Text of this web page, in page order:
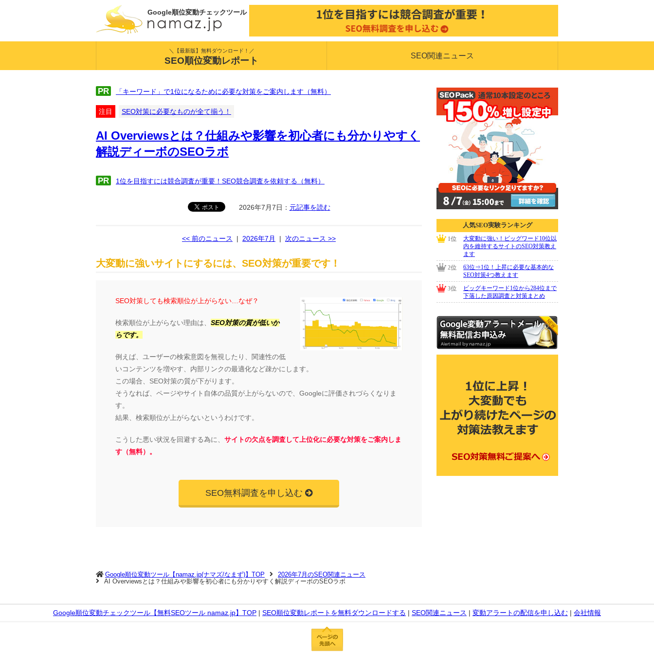
Google順位変動チェックツール
＼【最新版】無料ダウンロード！／
SEO順位変動レポート SEO関連ニュース
PR 「キーワード」で1位になるために必要な対策をご案内します（無料）
注目 SEO対策に必要なものが全て揃う！
AI Overviewsとは？仕組みや影響を初心者にも分かりやすく
解説ディーボのSEOラボ
PR 1位を目指すには競合調査が重要！SEO競合調査を依頼する（無料）
2026年7月7日： 元記事を読む
<< 前のニュース | 2026年7月 | 次のニュース >>
大変動に強いサイトにするには、SEO対策が重要です！
SEO対策しても検索順位が上がらない…なぜ？
検索順位が上がらない理由は、 SEO対策の質が低いか
らです。
例えば、ユーザーの検索意図を無視したり、関連性の低
いコンテンツを増やす、内部リンクの最適化など疎かにします。
この場合、SEO対策の質が下がります。
そうなれば、ページやサイト自体の品質が上がらないので、Googleに評価されづらくなりま
す。
結果、検索順位が上がらないというわけです。
こうした悪い状況を回避する為に、 サイトの欠点を調査して上位化に必要な対策をご案内しま
す（無料）。
SEO無料調査を申し込む
Google順位変動ツール【namaz.jp(ナマズ/なまず)】TOP
2026年7月のSEO関連ニュース
AI Overviewsとは？仕組みや影響を初心者にも分かりやすく解説ディーボのSEOラボ
Google順位変動チェックツール【無料SEOツール namaz.jp】TOP | SEO順位変動レポートを無料ダウンロードする | SEO関連ニュース | 変動アラートの配信を申し込む | 会社情報